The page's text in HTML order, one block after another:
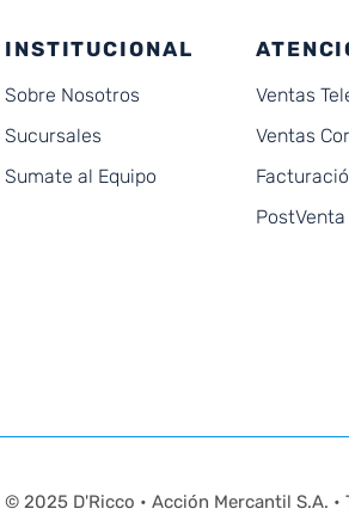
INSTITUCIONAL
Sobre Nosotros
Sucursales
Sumate al Equipo
Ventas
Ventas
PostVenta
© 2025 D'Ricco • Acción Mercantil S.A.